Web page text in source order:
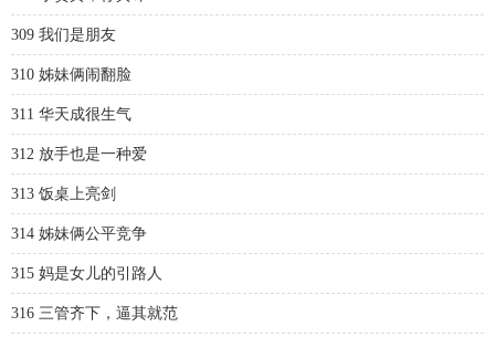
309 我们是朋友
310 姊妹俩闹翻脸
311 华天成很生气
312 放手也是一种爱
313 饭桌上亮剑
314 姊妹俩公平竞争
315 妈是女儿的引路人
316 三管齐下，逼其就范